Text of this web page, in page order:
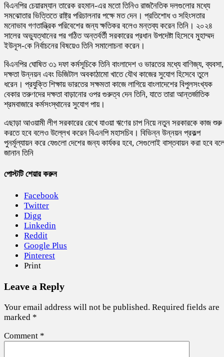
বিএনপির চেয়ারম্যানতারেক রহমান-এর মতো তিনিও রাজনৈতিক দলগুলোর মধ্যে
সমঝোতার ভিত্তিতে রাষ্ট্র পরিচালনার পক্ষে মত দেন। প্রতিশোধ ও সহিংসতার
মনোভাব গণতান্ত্রিক পরিবেশের জন্য ক্ষতিকর বলেও মন্তব্য করেন তিনি। ২০২৪
সালের অভ্যুত্থানের পর গঠিত অন্তর্বর্তী সরকারের প্রধান উপদেষ্টা হিসেবে মুহাম্মদ
ইউনূস-কে নির্বাচনের বিষয়েও তিনি সমালোচনা করেন।
বিএনপির ঘোষিত ৩১ দফা কর্মসূচিকে তিনি বাংলাদেশ ও ভারতের মধ্যে বাণিজ্য, ব্যবসা,
দক্ষতা উন্নয়ন এবং ডিজিটাল অবকাঠামো খাতে যৌথ কাজের সুযোগ হিসেবে তুলে
ধরেন। প্রযুক্তি শিক্ষায় ভারতের সক্ষমতা কাজে লাগিয়ে বাংলাদেশের বিপুলসংখ্যক
বেকার তরুণদের দক্ষতা বাড়ানোর ওপর গুরুত্ব দেন তিনি, যাতে তারা আন্তর্জাতিক
শ্রমবাজারে কর্মসংস্থানের সুযোগ পায়।
এছাড়া আওয়ামী লীগ সরকারের রেখে যাওয়া ঋণের চাপ নিয়ে নতুন সরকারকে কাজ শুরু
করতে হবে বলেও উল্লেখ করেন বিএনপি মহাসচিব। বিভিন্ন উন্নয়ন প্রকল্প
পুনর্মূল্যায়ন করে যেগুলো দেশের জন্য কার্যকর হবে, সেগুলোই বাস্তবায়ন করা হবে
জানান তিনি
পোস্টটি শেয়ার করুন
Facebook
Twitter
Digg
Linkedin
Reddit
Google Plus
Pinterest
Print
Leave a Reply
Your email address will not be published. Required fields are
marked *
Comment *